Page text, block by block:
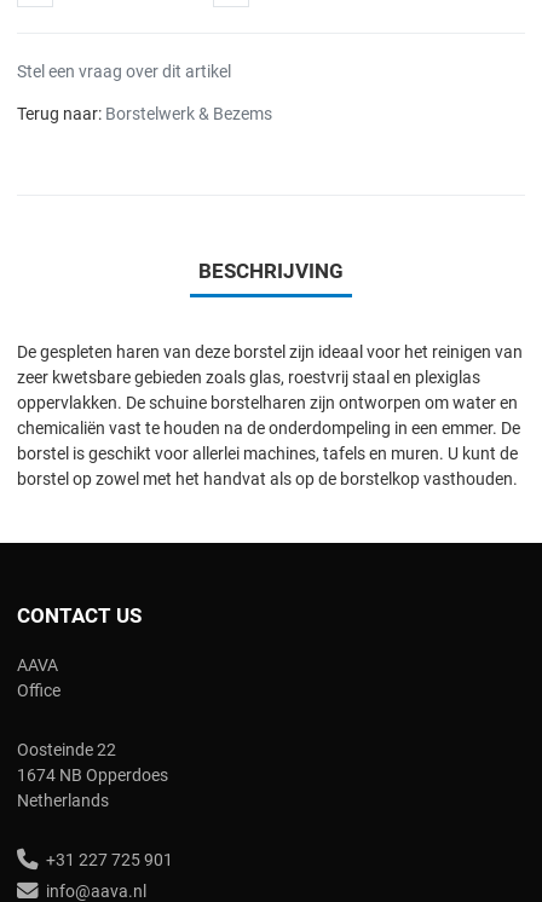
Stel een vraag over dit artikel
Terug naar: Borstelwerk & Bezems
BESCHRIJVING
De gespleten haren van deze borstel zijn ideaal voor het reinigen van
zeer kwetsbare gebieden zoals glas, roestvrij staal en plexiglas
oppervlakken. De schuine borstelharen zijn ontworpen om water en
chemicaliën vast te houden na de onderdompeling in een emmer. De
borstel is geschikt voor allerlei machines, tafels en muren. U kunt de
borstel op zowel met het handvat als op de borstelkop vasthouden.
CONTACT US
AAVA
Office
Oosteinde 22
1674 NB Opperdoes
Netherlands
+31 227 725 901
info@aava.nl